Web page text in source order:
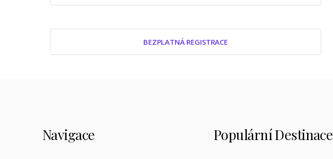
BEZPLATNÁ REGISTRACE
Navigace Populární Destinace